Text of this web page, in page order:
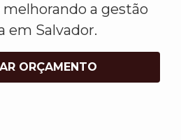
a gestão
em Salvador.
ORÇAMENTO